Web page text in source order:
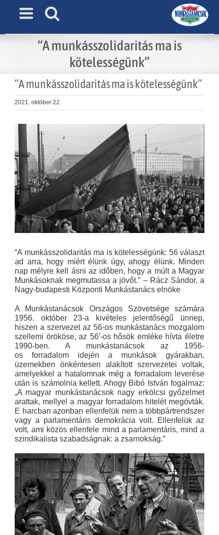
“A munkásszolidaritás ma is
kötelességünk”
“A munkásszolidaritás ma is kötelességünk”
2021. október 22.
View
Larger
Image
“A munkásszolidaritás ma is kötelességünk: 56 választ
ad arra, hogy miért élünk úgy, ahogy élünk. Minden
nap mélyre kell ásni az időben, hogy a múlt a Magyar
Munkásoknak megmutassa a jövőt.” – Rácz Sándor, a
Nagy-budapesti Központi Munkástanács elnöke
A Munkástanácsok Országos Szövetsége számára
1956. október 23-a kivételes jelentőségű ünnep,
hiszen a szervezet az 56-os munkástanács mozgalom
szellemi örököse, az 56′-os hősök emléke hívta életre
1990-ben. A munkástanácsok az 1956-
os forradalom idején a munkások gyárakban,
üzemekben önkéntesen alakított szervezetei voltak,
amelyekkel a hatalomnak még a forradalom leverése
után is számolnia kellett. Ahogy Bibó István fogalmaz:
„A magyar munkástanácsok nagy erkölcsi győzelmet
arattak, mellyel a magyar forradalom hitelét megóvták.
E harcban azonban ellenfelük nem a többpártrendszer
vagy a parlamentáris demokrácia volt. Ellenfelük az
volt, ami közös ellenfele mind a parlamentáris, mind a
szindikalista szabadságnak: a zsarnokság.”